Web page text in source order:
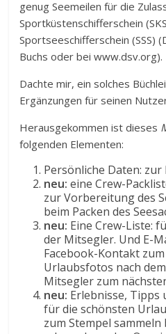
genug Seemeilen für die
Sportküstenschifferschein
Sportseeschifferschein (SSS)
Buchs oder bei www.dsv.org).
Dachte mir, ein solches
Ergänzungen für seinen
Herausgekommen ist dieses
folgenden Elementen:
Persönliche Daten:
neu: eine Crew-
zur Vorbereitung des
beim Packen des
neu: Eine Crew-Liste:
der Mitsegler. Und E-
Facebook-Kontakt
Urlaubsfotos nach
Mitsegler zum
neu: Erlebnisse, Tipps
für die schönsten
zum Stem­pel